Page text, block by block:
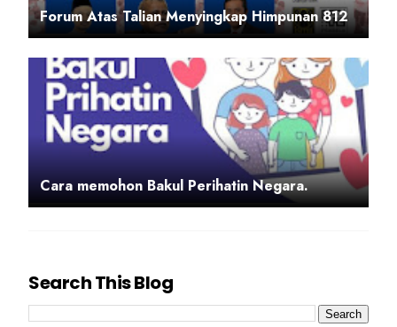
Forum Atas Talian Menyingkap Himpunan 812
Cara memohon Bakul Perihatin Negara.
Search This Blog